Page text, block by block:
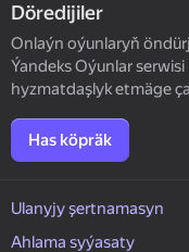
Döredijiler
Onlaýn oýunlaryň
Ýandeks Oýunlar serwisi
hyzmatdaşlyk etmäge
Has köpräk
Ulanyjy şertnamasyn
Ahlama syýasaty